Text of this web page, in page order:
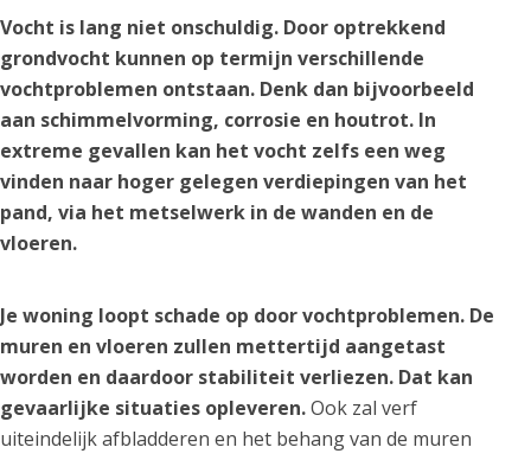
Vocht is lang niet onschuldig. Door optrekkend
grondvocht kunnen op termijn verschillende
vochtproblemen ontstaan. Denk dan bijvoorbeeld
aan schimmelvorming, corrosie en houtrot. In
extreme gevallen kan het vocht zelfs een weg
vinden naar hoger gelegen verdiepingen van het
pand, via het metselwerk in de wanden en de
vloeren.
Je woning loopt schade op door vochtproblemen. De
muren en vloeren zullen mettertijd aangetast
worden en daardoor stabiliteit verliezen. Dat kan
gevaarlijke situaties opleveren.Ook zal verf
uiteindelijk afbladderen en het behang van de muren